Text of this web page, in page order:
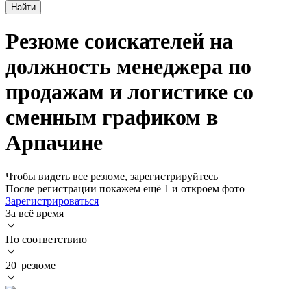
Найти
Резюме соискателей на
должность менеджера по
продажам и логистике со
сменным графиком в
Арпачине
Чтобы видеть все резюме, зарегистрируйтесь
После регистрации покажем ещё 1 и откроем фото
Зарегистрироваться
За всё время
По соответствию
20 резюме